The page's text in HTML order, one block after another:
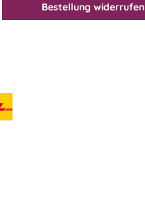
Bestellung widerrufen